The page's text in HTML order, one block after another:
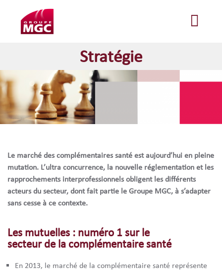
Stratégie
Le marché des complémentaires santé est aujourd’hui en pleine
mutation. L’ultra concurrence, la nouvelle réglementation et les
rapprochements interprofessionnels obligent les différents
acteurs du secteur, dont fait partie le Groupe MGC, à s’adapter
sans cesse à ce contexte.
Les mutuelles : numéro 1 sur le
secteur de la complémentaire santé
En 2013, le marché de la complémentaire santé représente